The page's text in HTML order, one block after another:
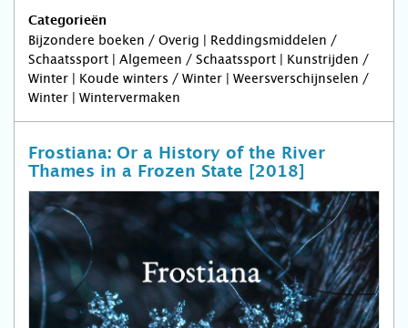
Categorieën
Bijzondere boeken / Overig | Reddingsmiddelen /
Schaatssport | Algemeen / Schaatssport | Kunstrijden /
Winter | Koude winters / Winter | Weersverschijnselen /
Winter | Wintervermaken
Frostiana: Or a History of the River
Thames in a Frozen State [2018]